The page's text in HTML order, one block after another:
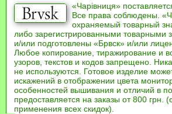
«Чарівниця»
Все права соблюдены.
охраняемый товарный
либо зарегистрированными товарными
и/или подготовлены «Брвск» и/или
Любое копирование, тиражирование и
узоров, текстов и кодов запрещено.
не используются. Готовое изделие
искажений в отображении цвета
особенностей вышивания и отличий в
предоставляется на заказы от 800
применения всех скидок).